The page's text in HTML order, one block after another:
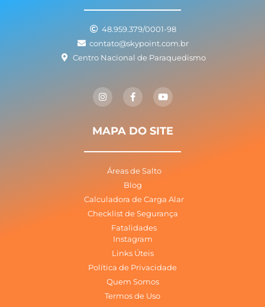
48.959.379/0001-98
contato@skypoint.com.br
Centro Nacional de Paraquedismo
n
s
t
r
m
a
c
e
o
-
o
u
t
e
MAPA DO SITE
Áreas de Salto
Blog
Calculadora de Carga Alar
Checklist de Segurança
Fatalidades
Instagram
Links Úteis
Política de Privacidade
Quem Somos
Termos de Uso